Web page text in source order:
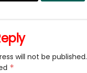
will not be published.
*